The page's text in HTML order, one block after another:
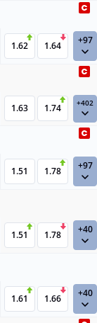
1.62 1.64 +97
1.63 1.74 +402
1.51 1.78 +97
1.51 1.78 +40
1.61 1.66 +40